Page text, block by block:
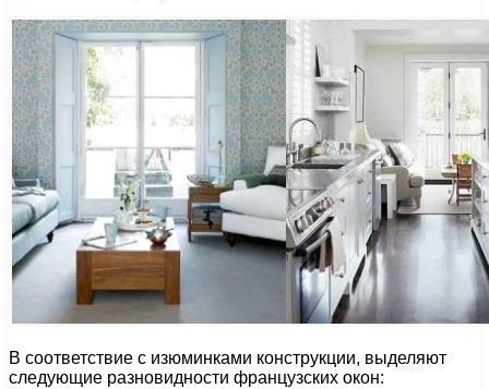
В соответствие с изюминками конструкции, выделяют
следующие разновидности французских окон: